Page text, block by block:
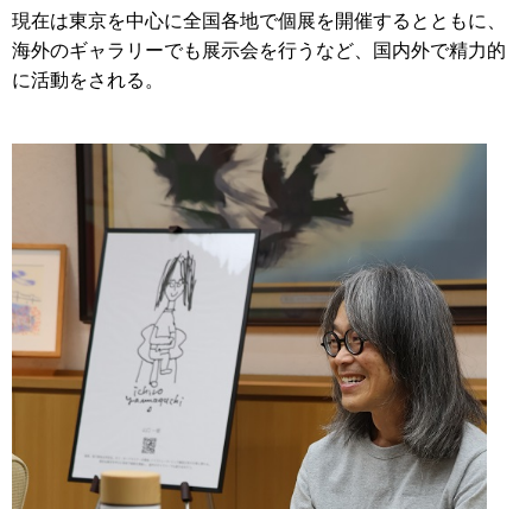
現在は東京を中心に全国各地で個展を開催するとともに、
海外のギャラリーでも展示会を行うなど、国内外で精力的
に活動をされる。